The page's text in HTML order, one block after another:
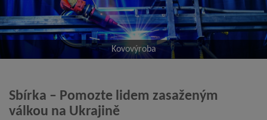
Kovovýroba
Sbírka – Pomozte lidem zasaženým
válkou na Ukrajině